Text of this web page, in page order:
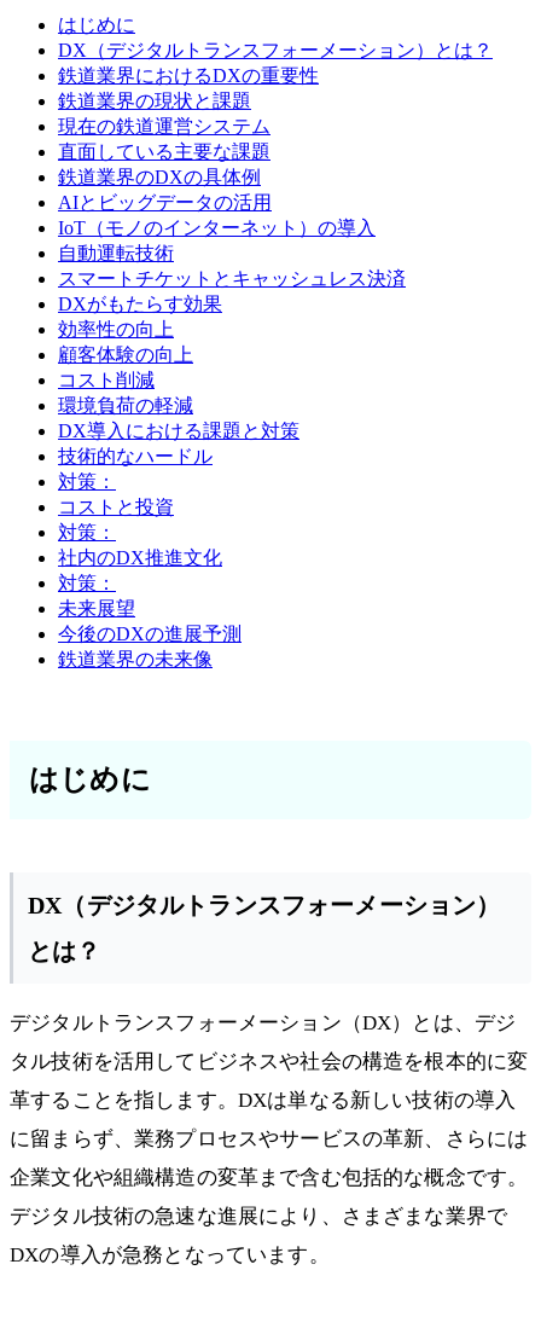
はじめに
DX（デジタルトランスフォーメーション）とは？
鉄道業界におけるDXの重要性
鉄道業界の現状と課題
現在の鉄道運営システム
直面している主要な課題
鉄道業界のDXの具体例
AIとビッグデータの活用
IoT（モノのインターネット）の導入
自動運転技術
スマートチケットとキャッシュレス決済
DXがもたらす効果
効率性の向上
顧客体験の向上
コスト削減
環境負荷の軽減
DX導入における課題と対策
技術的なハードル
対策：
コストと投資
対策：
社内のDX推進文化
対策：
未来展望
今後のDXの進展予測
鉄道業界の未来像
はじめに
DX（デジタルトランスフォーメーション）
とは？
デジタルトランスフォーメーション（DX）とは、デジ
タル技術を活用してビジネスや社会の構造を根本的に変
革することを指します。DXは単なる新しい技術の導入
に留まらず、業務プロセスやサービスの革新、さらには
企業文化や組織構造の変革まで含む包括的な概念です。
デジタル技術の急速な進展により、さまざまな業界で
DXの導入が急務となっています。